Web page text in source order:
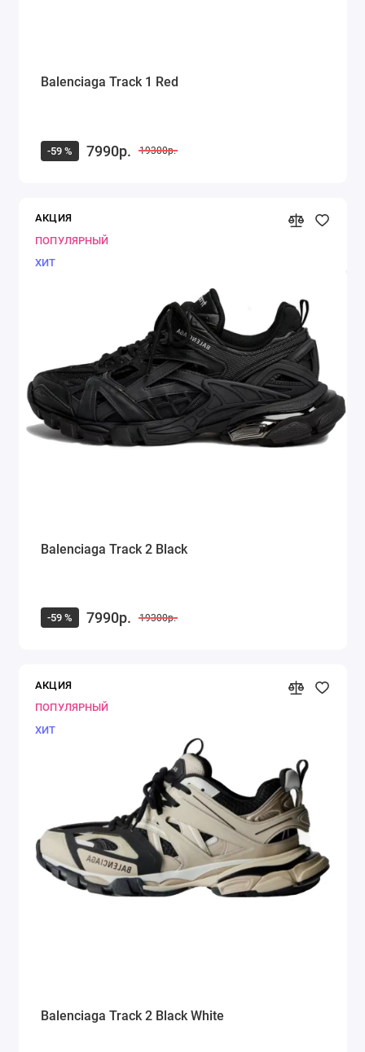
Balenciaga Track 1 Red
-59 % 7990р. 19300р.
АКЦИЯ
ПОПУЛЯРНЫЙ
ХИТ
Balenciaga Track 2 Black
-59 % 7990р. 19300р.
АКЦИЯ
ПОПУЛЯРНЫЙ
ХИТ
Balenciaga Track 2 Black White